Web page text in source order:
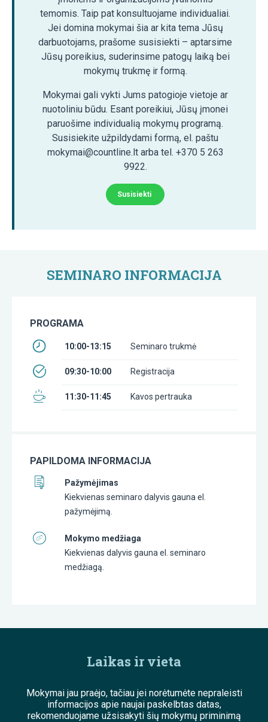
temomis. Taip pat konsultuojame individualiai.
Jei domina mokymai šia ar kita tema Jūsų
darbuotojams, prašome susisiekti – aptarsime
Jūsų poreikius, suderinsime patogų laiką bei
mokymų trukmę ir formą.
Mokymai gali vykti Jums patogioje vietoje ar
nuotoliniu būdu. Esant poreikiui, Jūsų įmonei
paruošime individualią mokymų programą.
Susisiekite užpildydami formą, el. paštu
mokymai@countline.lt arba tel. +370 5 263
9922.
Susisiekti
SEMINARO INFORMACIJA
PROGRAMA
10:00-13:15 Seminaro trukmė
09:30-10:00 Registracija
11:30-11:45 Kavos pertrauka
PAPILDOMA INFORMACIJA
Pažymėjimas
Kiekvienas seminaro dalyvis gauna el.
pažymėjimą.
Mokymo medžiaga
Kiekvienas dalyvis gauna el. seminaro
medžiagą.
Laikas ir vieta
Mokymai jau praėjo, tačiau jei norėtumėte nepraleisti
informacijos apie naujai paskelbtas datas,
rekomenduojame užsisakyti šių mokymų priminimą